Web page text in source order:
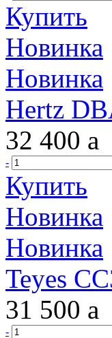
Купить
Новинка
Новинка
Hertz
32 400 a
-
Купить
Новинка
Новинка
Teyes
31 500 a
-